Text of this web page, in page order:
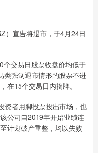
宣告将退市，于4月24日
交易日股票收盘价均低于
类强制退市情形的股票不进
在15个交易日内摘牌。
者用脚投票投出市场，也
公司自2019年开始业绩连
计划破产重整，均以失败